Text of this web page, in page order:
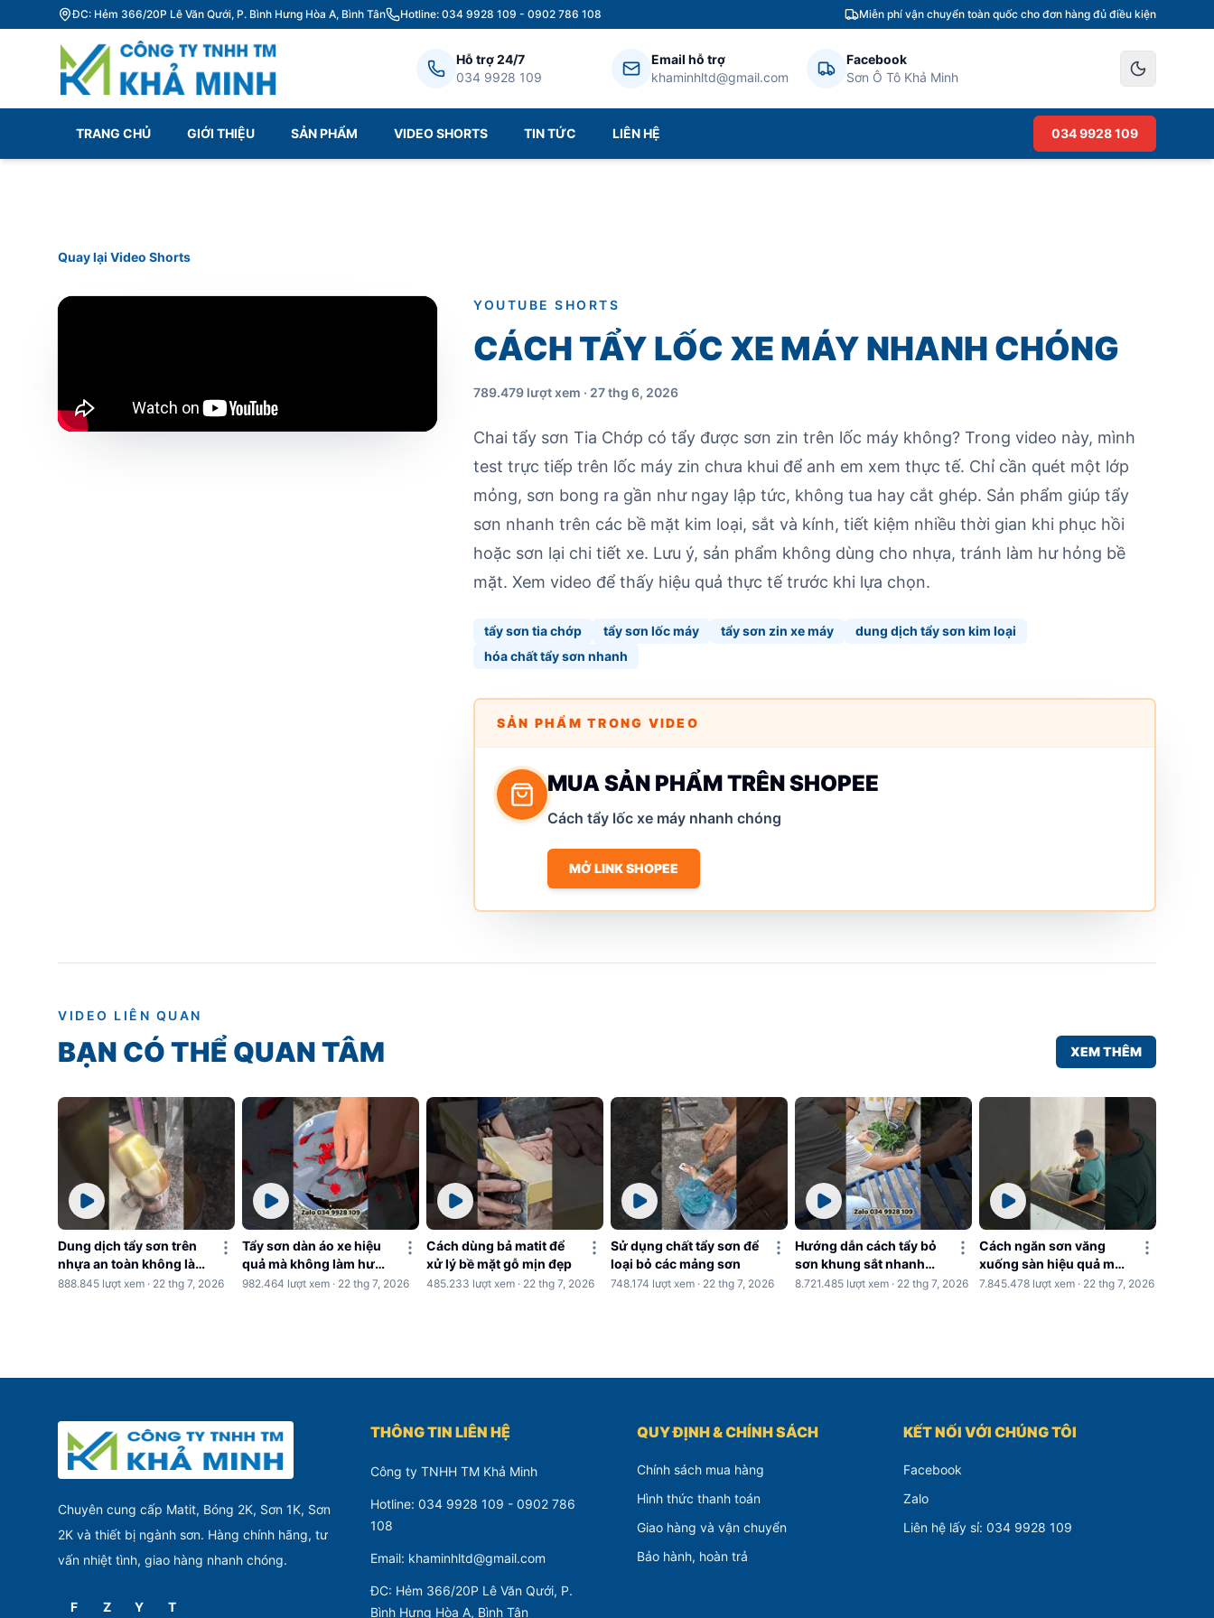
ĐC: Hẻm 366/20P Lê Văn Qưới, P. Bình Hưng Hòa A, Bình Tân Hotline: 034 9928 109 - 0902 786 108 Miễn phí vận chuyển toàn quốc cho đơn hàng đủ điều kiện
Hỗ trợ 24/7
034 9928 109
Email hỗ trợ
khaminhltd@gmail.com
Facebook
Sơn Ô Tô Khả Minh
TRANG CHỦ GIỚI THIỆU SẢN PHẨM VIDEO SHORTS TIN TỨC LIÊN HỆ 034 9928 109
Quay lại Video Shorts
YOUTUBE SHORTS
CÁCH TẨY LỐC XE MÁY NHANH CHÓNG
789.479 lượt xem · 27 thg 6, 2026
Chai tẩy sơn Tia Chớp có tẩy được sơn zin trên lốc máy không? Trong video này, mình
test trực tiếp trên lốc máy zin chưa khui để anh em xem thực tế. Chỉ cần quét một lớp
mỏng, sơn bong ra gần như ngay lập tức, không tua hay cắt ghép. Sản phẩm giúp tẩy
sơn nhanh trên các bề mặt kim loại, sắt và kính, tiết kiệm nhiều thời gian khi phục hồi
hoặc sơn lại chi tiết xe. Lưu ý, sản phẩm không dùng cho nhựa, tránh làm hư hỏng bề
mặt. Xem video để thấy hiệu quả thực tế trước khi lựa chọn.
tẩy sơn tia chớp tẩy sơn lốc máy tẩy sơn zin xe máy
dung dịch tẩy sơn kim loại
hóa chất tẩy sơn nhanh
SẢN PHẨM TRONG VIDEO
MUA SẢN PHẨM TRÊN SHOPEE
Cách tẩy lốc xe máy nhanh chóng
MỞ LINK SHOPEE
VIDEO LIÊN QUAN
BẠN CÓ THỂ QUAN TÂM XEM THÊM
Dung dịch tẩy sơn trên
nhựa an toàn không làm
hư nhựa
888.845 lượt xem · 22 thg 7, 2026
Tẩy sơn dàn áo xe hiệu
quả mà không làm hư
nhựa
982.464 lượt xem · 22 thg 7, 2026
Cách dùng bả matit để
xử lý bề mặt gỗ mịn đẹp
485.233 lượt xem · 22 thg 7, 2026
Sử dụng chất tẩy sơn để
loại bỏ các mảng sơn
748.174 lượt xem · 22 thg 7, 2026
Hướng dẫn cách tẩy bỏ
sơn khung sắt nhanh
chóng
8.721.485 lượt xem · 22 thg 7, 2026
Cách ngăn sơn văng
xuống sàn hiệu quả mỗi
khi sơn nhà
7.845.478 lượt xem · 22 thg 7, 2026
Chuyên cung cấp Matit, Bóng 2K, Sơn 1K, Sơn
2K và thiết bị ngành sơn. Hàng chính hãng, tư
vấn nhiệt tình, giao hàng nhanh chóng.
F Z Y T
THÔNG TIN LIÊN HỆ
Công ty TNHH TM Khả Minh
Hotline: 034 9928 109 - 0902 786
108
Email: khaminhltd@gmail.com
ĐC: Hẻm 366/20P Lê Văn Qưới, P.
Bình Hưng Hòa A, Bình Tân
QUY ĐỊNH & CHÍNH SÁCH
Chính sách mua hàng
Hình thức thanh toán
Giao hàng và vận chuyển
Bảo hành, hoàn trả
KẾT NỐI VỚI CHÚNG TÔI
Facebook
Zalo
Liên hệ lấy sỉ: 034 9928 109